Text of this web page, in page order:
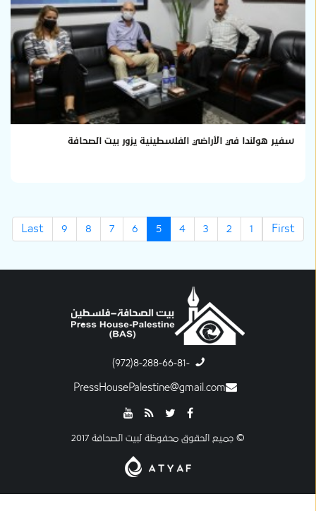
سفير هولندا في الأراضي الفلسطينية يزور بيت الصحافة
First
1
2
3
4
5
6
7
8
9
Last
-8-288-66-81(972)
PressHousePalestine@gmail.com
© جميع الحقوق محفوظة لبيت الصحافة 2017